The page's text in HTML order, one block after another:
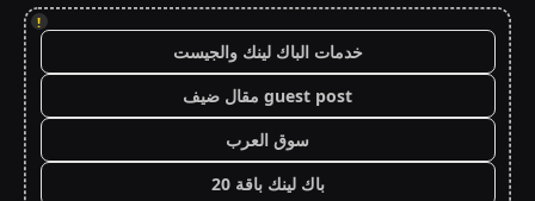
!
خدمات الباك لينك والجيست
guest post مقال ضيف
سوق العرب
باك لينك باقة 20